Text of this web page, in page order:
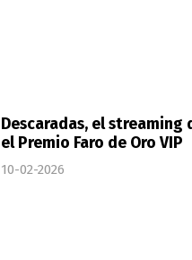
Descaradas, el streaming
el Premio Faro de Oro VIP
10-02-2026